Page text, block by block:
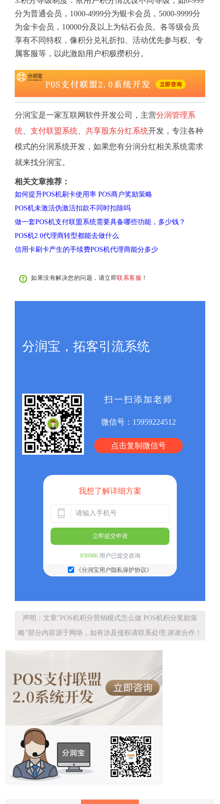
分为普通会员，1000-4999分为银卡会员，5000-9999分
为金卡会员，10000分及以上为钻石会员。各等级会员
享有不同特权，像积分兑礼折扣、活动优先参与权、专
属客服等，以此激励用户积极攒积分。
分润宝是一家互联网软件开发公司，主营分润管理系
统
支付联盟系统 共享股东分红系统开发，专注各种
模式的分润系统开发，如果您有分润分红相关系统需求
就来找分润宝。
相关文章推荐：
如何提升POS机刷卡使用率 POS商户奖励策略
POS机未激活伪激活扣款不同时扣除吗
做一套POS机支付联盟系统需要具备哪些功能，多少钱？
POS机2.0代理商转型都能去做什么
信用卡刷卡产生的手续费POS机代理商能分多少
如果没有解决您的问题，请立即联系客服 ！
分润宝，拓客引流系统
扫一扫添加老师
微信号： 15959224512
点击复制微信号
我想了解详细方案
立即提交申请
936986用户已提交咨询
《分润宝用户隐私保护协议》
声明：文章"POS机积分营销模式怎么做 POS机积分奖励策
略"部分内容源于网络，如有涉及侵权请联系处理,谢谢合作！